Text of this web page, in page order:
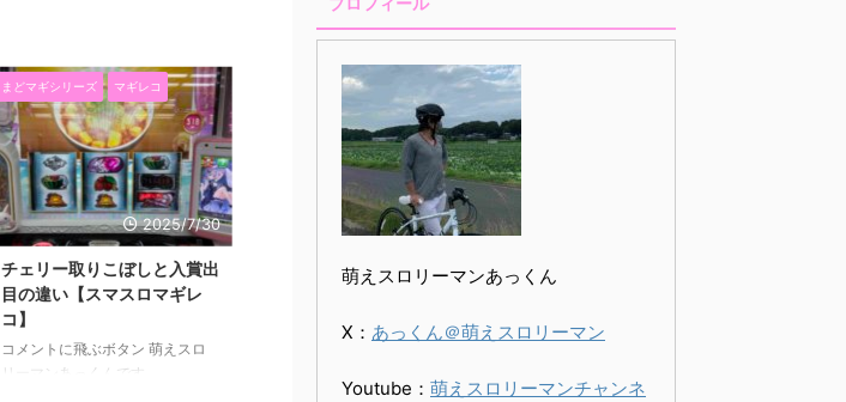
まどマギシリーズ マギレコ
2025/7/30
チェリー取りこぼしと入賞出
目の違い【スマスロマギレ
コ】
コメントに飛ぶボタン 萌えスロ
リーマンあっくんです
萌えスロリーマンあっくん
X： あっくん＠萌えスロリーマン
Youtube： 萌えスロリーマンチャンネ